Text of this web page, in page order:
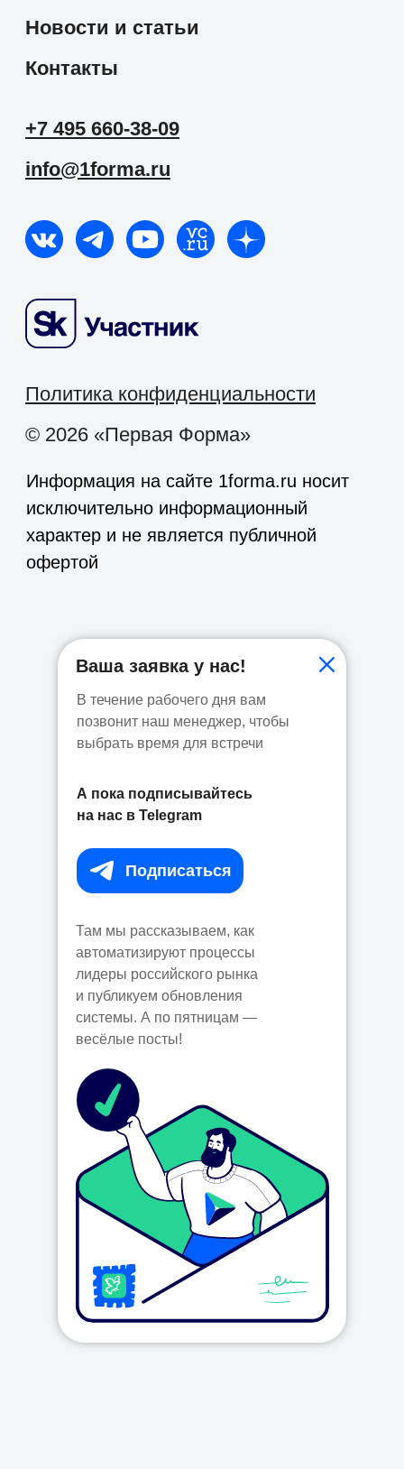
В течение рабочего дня вам
позвонит наш менеджер, чтобы
выбрать время для встречи
Ваша заявка у нас!
А пока подписывайтесь
на нас в Telegram
Там мы рассказываем, как
автоматизируют процессы
лидеры российского рынка
и публикуем обновления
системы. А по пятницам —
весёлые посты!
Подписаться⠀